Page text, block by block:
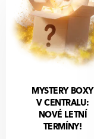
MYSTERY BOXY
V CENTRALU:
NOVÉ LETNÍ
TERMÍNY!